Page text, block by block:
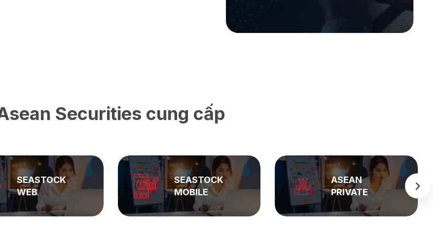
Securities cung cấp
SEASTOCK
MOBILE
ASEAN
PRIVATE
BẢNG GIÁ